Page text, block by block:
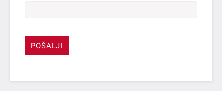
POŠALJI